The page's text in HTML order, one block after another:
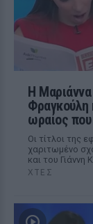
Η
Φραγκούλη
ωραίος που
Οι τίτλοι της
χαριτωμένο
και του Γιάννη
ΧΤΕΣ